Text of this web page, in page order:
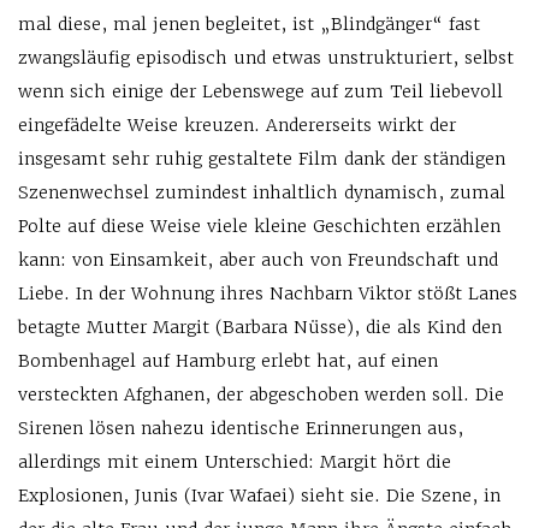
mal diese, mal jenen begleitet, ist „Blindgänger“ fast
zwangsläufig episodisch und etwas unstrukturiert, selbst
wenn sich einige der Lebenswege auf zum Teil liebevoll
eingefädelte Weise kreuzen. Andererseits wirkt der
insgesamt sehr ruhig gestaltete Film dank der ständigen
Szenenwechsel zumindest inhaltlich dynamisch, zumal
Polte auf diese Weise viele kleine Geschichten erzählen
kann: von Einsamkeit, aber auch von Freundschaft und
Liebe. In der Wohnung ihres Nachbarn Viktor stößt Lanes
betagte Mutter Margit (Barbara Nüsse), die als Kind den
Bombenhagel auf Hamburg erlebt hat, auf einen
versteckten Afghanen, der abgeschoben werden soll. Die
Sirenen lösen nahezu identische Erinnerungen aus,
allerdings mit einem Unterschied: Margit hört die
Explosionen, Junis (Ivar Wafaei) sieht sie. Die Szene, in